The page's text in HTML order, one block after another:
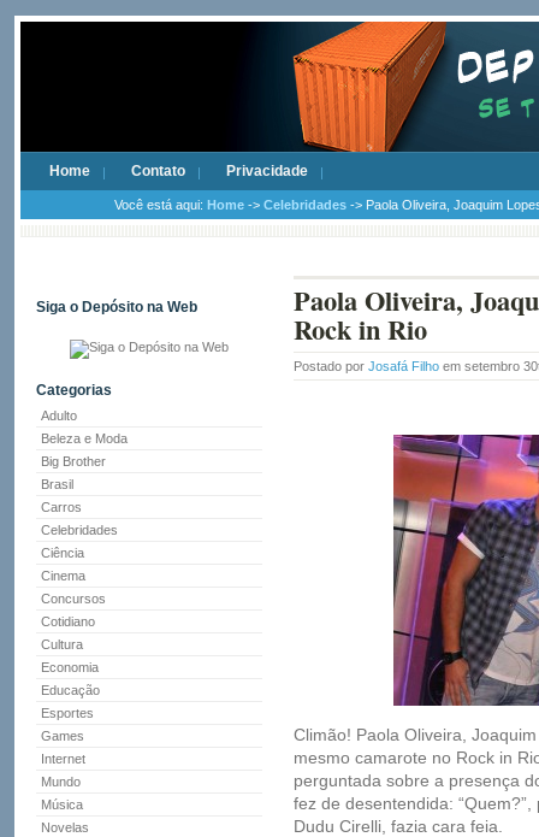
Home Contato Privacidade
Você está aqui: Home -> Celebridades -> Paola Oliveira, Joaquim
Siga o Depósito na Web
Categorias
Adulto
Beleza e Moda
Big Brother
Brasil
Carros
Celebridades
Ciência
Cinema
Concursos
Cotidiano
Cultura
Economia
Educação
Esportes
Games
Internet
Mundo
Música
Novelas
Paola Oliveira,
Rock in Rio
Postado por Josafá Filho em setembro
Climão! Paola Oliveira,
mesmo camarote no Rock in
perguntada sobre a presença
fez de desentendida:
Dudu Cirelli, fazia cara feia.